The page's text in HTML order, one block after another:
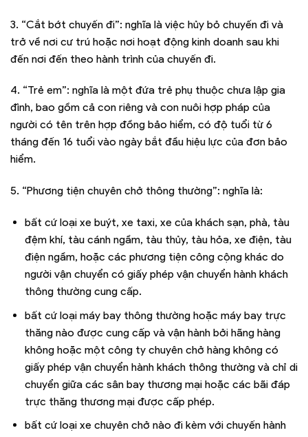
3. “Cắt bớt chuyến đi”: nghĩa là việc hủy bỏ chuyến đi và
trở về nơi cư trú hoặc nơi hoạt động kinh doanh sau khi
đến nơi đến theo hành trình của chuyến đi.
4. “Trẻ em”: nghĩa là một đứa trẻ phụ thuộc chưa lập gia
đình, bao gồm cả con riêng và con nuôi hợp pháp của
người có tên trên hợp đồng bảo hiểm, có độ tuổi từ 6
tháng đến 16 tuổi vào ngày bắt đầu hiệu lực của đơn bảo
hiểm.
5. “Phương tiện chuyên chở thông thường”: nghĩa là:
bất cứ loại xe buýt, xe taxi, xe của khách sạn, phà, tàu
đệm khí, tàu cánh ngầm, tàu thủy, tàu hỏa, xe điện, tàu
điện ngầm, hoặc các phương tiện công cộng khác do
người vận chuyển có giấy phép vận chuyển hành khách
thông thường cung cấp.
bất cứ loại máy bay thông thường hoặc máy bay trực
thăng nào được cung cấp và vận hành bởi hãng hàng
không hoặc một công ty chuyên chở hàng không có
giấy phép vận chuyển hành khách thông thường và chỉ di
chuyển giữa các sân bay thương mại hoặc các bãi đáp
trực thăng thương mại được cấp phép.
bất cứ loại xe chuyên chở nào đi kèm với chuyến hành